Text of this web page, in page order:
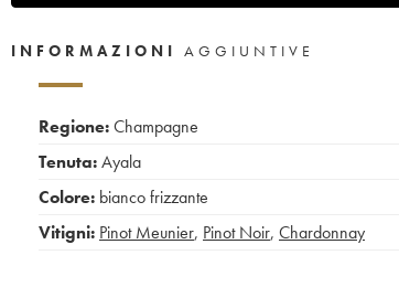
INFORMAZIONI AGGIUNTIVE
Regione:Champagne
Tenuta:Ayala
Colore: bianco frizzante
Vitigni: Pinot Meunier, Pinot Noir, Chardonnay